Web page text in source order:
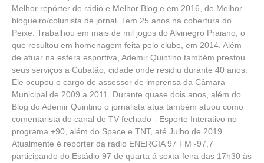
Melhor repórter de rádio e Melhor Blog e em 2016, de Melhor
blogueiro/colunista de jornal. Tem 25 anos na cobertura do
Peixe. Trabalhou em mais de mil jogos do Alvinegro Praiano, o
que resultou em homenagem feita pelo clube, em 2014. Além
de atuar na esfera esportiva, Ademir Quintino também prestou
seus serviços a Cubatão, cidade onde residiu durante 40 anos.
Ele ocupou o cargo de assessor de imprensa da Câmara
Municipal de 2009 a 2011. Durante quase dois anos, além do
Blog do Ademir Quintino o jornalista atua também atuou como
comentarista do canal de TV fechado - Esporte Interativo no
programa +90, além do Space e TNT, até Julho de 2019.
Atualmente é repórter da rádio ENERGIA 97 FM -97,7
participando do Estádio 97 de quarta á sexta-feira das 17h30 às